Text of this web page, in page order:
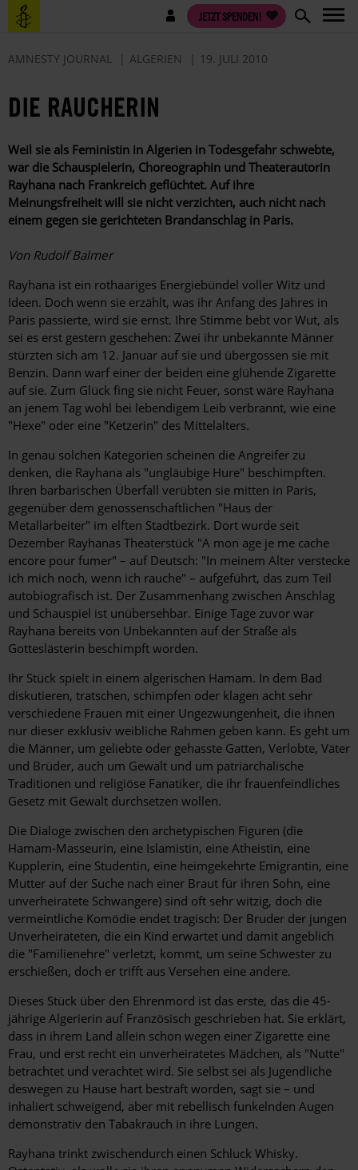
Direkt
zum
Benutzermenü JETZT SPENDEN!
AMNESTY JOURNAL ALGERIEN 19. JULI 2010
DIE RAUCHERIN
Weil sie als Feministin in Algerien in Todesgefahr schwebte,
war die Schauspielerin, Choreographin und Theaterautorin
Rayhana nach Frankreich geflüchtet. Auf ihre
Meinungsfreiheit will sie nicht verzichten, auch nicht nach
einem gegen sie gerichteten Brandanschlag in Paris.
Von Rudolf Balmer
Rayhana ist ein rothaariges Energiebündel voller Witz und
Ideen. Doch wenn sie erzählt, was ihr Anfang des Jahres in
Paris passierte, wird sie ernst. Ihre Stimme bebt vor Wut, als
sei es erst gestern geschehen: Zwei ihr unbekannte Männer
stürzten sich am 12. Januar auf sie und übergossen sie mit
Benzin. Dann warf einer der beiden eine ­glühende Zigarette
auf sie. Zum Glück fing sie nicht Feuer, sonst wäre Rayhana
an jenem Tag wohl bei lebendigem Leib verbrannt, wie eine
"Hexe" oder eine "Ketzerin" des Mittelalters.
In genau solchen Kategorien scheinen die Angreifer zu
denken, die Rayhana als "ungläubige Hure" beschimpften.
Ihren barbarischen Überfall verübten sie mitten in Paris,
gegenüber dem genossenschaftlichen "Haus der
Metallarbeiter" im elften Stadtbezirk. Dort wurde seit
Dezember Rayhanas Theaterstück "A mon age je me cache
encore pour fumer" – auf Deutsch: "In meinem Alter verstecke
ich mich noch, wenn ich rauche" – aufgeführt, das zum Teil
autobiografisch ist. Der Zusammenhang zwischen Anschlag
und Schauspiel ist unübersehbar. Einige Tage zuvor war
Rayhana bereits von Unbekannten auf der Straße als
Gotteslästerin beschimpft worden.
Ihr Stück spielt in einem algerischen Hamam. In dem Bad
diskutieren, tratschen, schimpfen oder klagen acht sehr
verschiedene Frauen mit einer Ungezwungenheit, die ihnen
nur dieser exklusiv weibliche Rahmen geben kann. Es geht um
die Männer, um geliebte oder gehasste Gatten, Verlobte, Väter
und Brüder, auch um Gewalt und um patriarchalische
Traditionen und religiöse Fanatiker, die ihr frauenfeindliches
Gesetz mit Gewalt durchsetzen wollen.
Die Dialoge zwischen den archetypischen Figuren (die
Hamam-Masseurin, eine Islamistin, eine Atheistin, eine
Kupplerin, eine Studentin, eine heimgekehrte Emigrantin, eine
Mutter auf der Suche nach einer Braut für ihren Sohn, eine
unverheiratete Schwangere) sind oft sehr witzig, doch die
vermeintliche Komödie endet tragisch: Der Bruder der jungen
Unverheirateten, die ein Kind erwartet und damit angeblich
die "Familienehre" verletzt, kommt, um seine Schwester zu
erschießen, doch er trifft aus Versehen eine andere.
Dieses Stück über den Ehrenmord ist das erste, das die 45-
jährige Algerierin auf Französisch geschrieben hat. Sie erklärt,
dass in ihrem Land allein schon wegen einer Zigarette eine
Frau, und erst recht ein unverheiratetes Mädchen, als "Nutte"
betrachtet und verachtet wird. Sie selbst sei als Jugendliche
deswegen zu Hause hart bestraft worden, sagt sie – und
inhaliert schweigend, aber mit rebellisch funkelnden Augen
demonstrativ den Tabakrauch in ihre Lungen.
Rayhana trinkt zwischendurch einen Schluck Whisky.